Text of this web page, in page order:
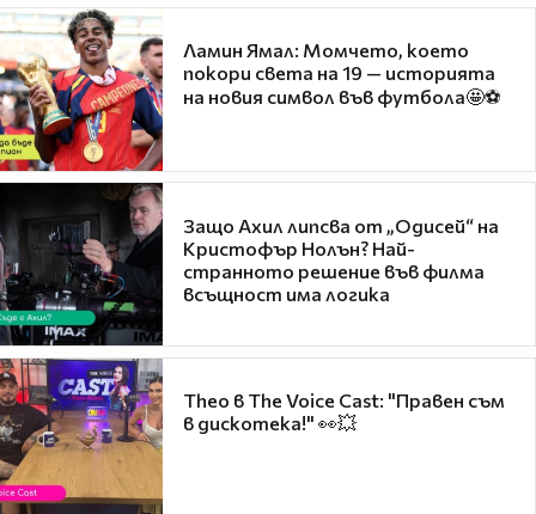
Ламин Ямал: Момчето, което
покори света на 19 — историята
на новия символ във футбола🤩⚽
Защо Ахил липсва от „Одисей“ на
Кристофър Нолън? Най-
странното решение във филма
всъщност има логика
Theo в The Voice Cast: "Правен съм
в дискотека!" 👀💥